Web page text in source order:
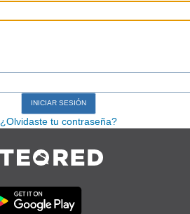
¿Olvidaste tu contraseña?